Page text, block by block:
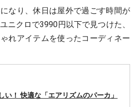
なり、休日は屋外で過ごす時間が
ニクロで3990円以下で見つけた、
れアイテムを使ったコーディネー
い！ 快適な「エアリズムのパーカ」